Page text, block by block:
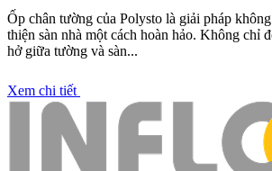
Ốp chân tường của Polysto là giải pháp
thiện sàn nhà một cách hoàn hảo. Không chỉ
hở giữa tường và sàn...
Xem chi tiết